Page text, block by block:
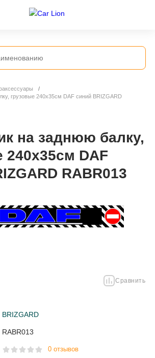
грузовые 240х35см DAF синий BRIZGARD
на заднюю балку,
240х35см DAF
RABR013
Сравнить
BRIZGARD
RABR013
0 отзывов